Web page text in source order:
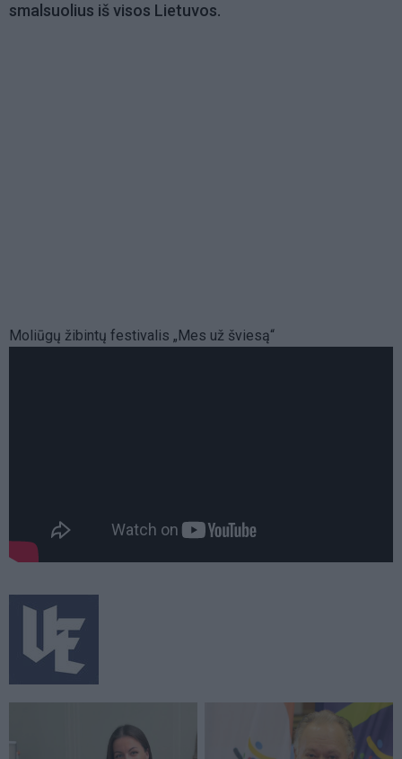
smalsuolius iš visos Lietuvos.
Moliūgų žibintų festivalis „Mes už šviesą“